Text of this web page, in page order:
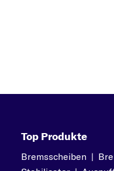
Top Produkte
Bremsscheiben |